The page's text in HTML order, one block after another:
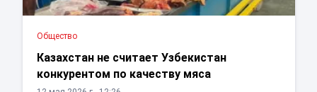
Общество
Казахстан не считает Узбекистан
конкурентом по качеству мяса